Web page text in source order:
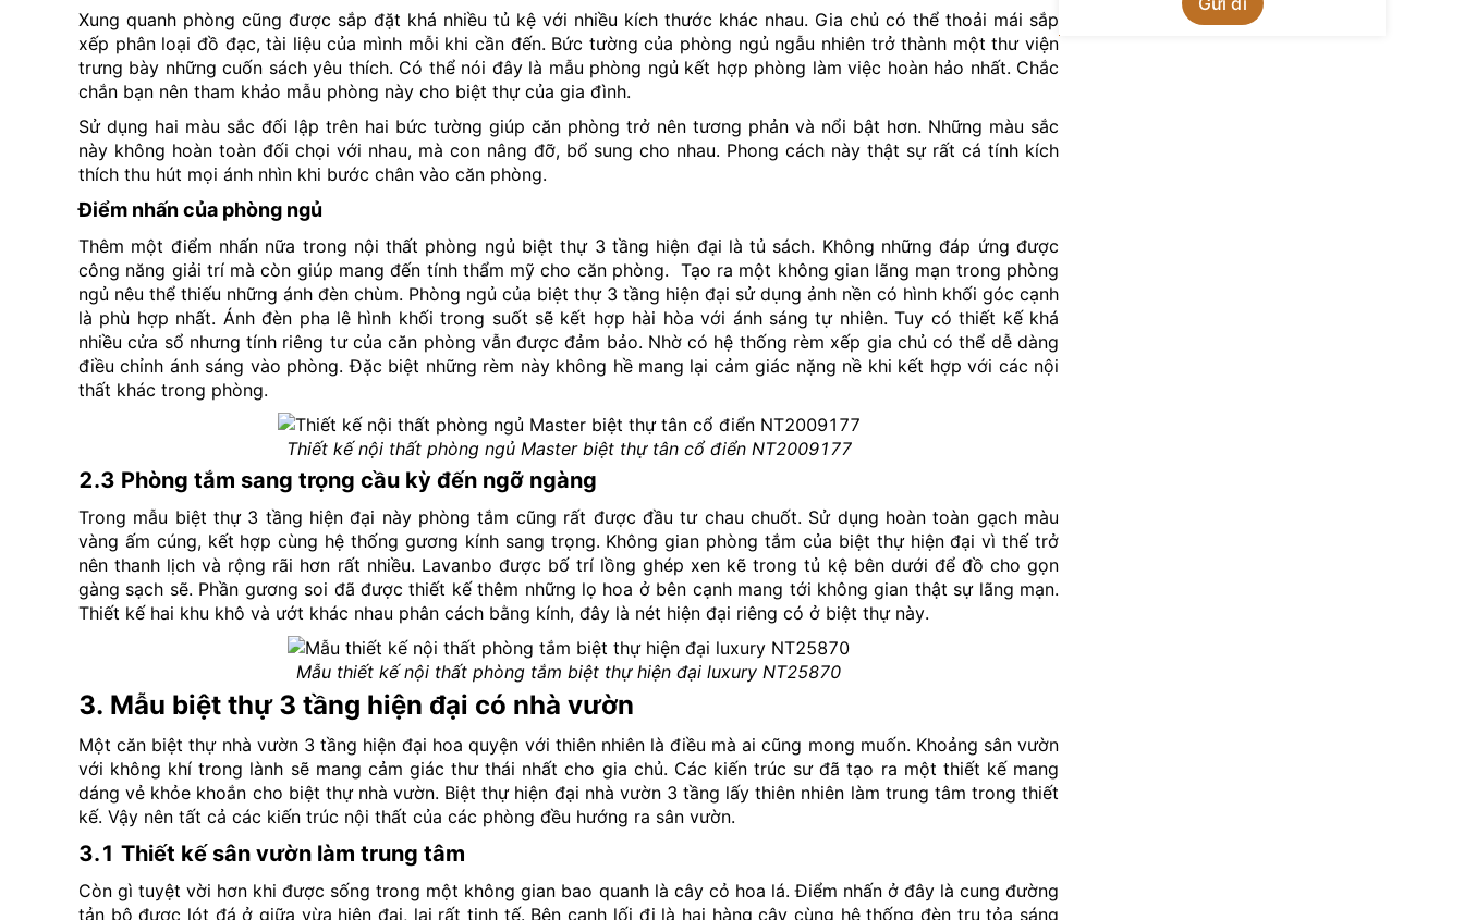
Xung quanh phòng cũng được sắp đặt khá nhiều tủ kệ với nhiều kích thước khác nhau. Gia chủ có thể thoải mái sắp
xếp phân loại đồ đạc, tài liệu của mình mỗi khi cần đến. Bức tường của phòng ngủ ngẫu nhiên trở thành một thư viện
trưng bày những cuốn sách yêu thích. Có thể nói đây là mẫu phòng ngủ kết hợp phòng làm việc hoàn hảo nhất. Chắc
chắn bạn nên tham khảo mẫu phòng này cho biệt thự của gia đình.
Sử dụng hai màu sắc đối lập trên hai bức tường giúp căn phòng trở nên tương phản và nổi bật hơn. Những màu sắc
này không hoàn toàn đối chọi với nhau, mà con nâng đỡ, bổ sung cho nhau. Phong cách này thật sự rất cá tính kích
thích thu hút mọi ánh nhìn khi bước chân vào căn phòng.
Điểm nhấn của phòng ngủ
Thêm một điểm nhấn nữa trong nội thất phòng ngủ biệt thự 3 tầng hiện đại là tủ sách. Không những đáp ứng được
công năng giải trí mà còn giúp mang đến tính thẩm mỹ cho căn phòng. Tạo ra một không gian lãng mạn trong phòng
ngủ nêu thể thiếu những ánh đèn chùm. Phòng ngủ của biệt thự 3 tầng hiện đại sử dụng ảnh nền có hình khối góc cạnh
là phù hợp nhất. Ánh đèn pha lê hình khối trong suốt sẽ kết hợp hài hòa với ánh sáng tự nhiên. Tuy có thiết kế khá
nhiều cửa sổ nhưng tính riêng tư của căn phòng vẫn được đảm bảo. Nhờ có hệ thống rèm xếp gia chủ có thể dễ dàng
điều chỉnh ánh sáng vào phòng. Đặc biệt những rèm này không hề mang lại cảm giác nặng nề khi kết hợp với các nội
thất khác trong phòng.
Thiết kế nội thất phòng ngủ Master biệt thự tân cổ điển NT2009177
2.3 Phòng tắm sang trọng cầu kỳ đến ngỡ ngàng
Trong mẫu biệt thự 3 tầng hiện đại này phòng tắm cũng rất được đầu tư chau chuốt. Sử dụng hoàn toàn gạch màu
vàng ấm cúng, kết hợp cùng hệ thống gương kính sang trọng. Không gian phòng tắm của biệt thự hiện đại vì thế trở
nên thanh lịch và rộng rãi hơn rất nhiều. Lavanbo được bố trí lồng ghép xen kẽ trong tủ kệ bên dưới để đồ cho gọn
gàng sạch sẽ. Phần gương soi đã được thiết kế thêm những lọ hoa ở bên cạnh mang tới không gian thật sự lãng mạn.
Thiết kế hai khu khô và ướt khác nhau phân cách bằng kính, đây là nét hiện đại riêng có ở biệt thự này.
Mẫu thiết kế nội thất phòng tắm biệt thự hiện đại luxury NT25870
3. Mẫu biệt thự 3 tầng hiện đại có nhà vườn
Một căn biệt thự nhà vườn 3 tầng hiện đại hoa quyện với thiên nhiên là điều mà ai cũng mong muốn. Khoảng sân vườn
với không khí trong lành sẽ mang cảm giác thư thái nhất cho gia chủ. Các kiến trúc sư đã tạo ra một thiết kế mang
dáng vẻ khỏe khoắn cho biệt thự nhà vườn. Biệt thự hiện đại nhà vườn 3 tầng lấy thiên nhiên làm trung tâm trong thiết
kế. Vậy nên tất cả các kiến trúc nội thất của các phòng đều hướng ra sân vườn.
3.1 Thiết kế sân vườn làm trung tâm
Còn gì tuyệt vời hơn khi được sống trong một không gian bao quanh là cây cỏ hoa lá. Điểm nhấn ở đây là cung đường
tản bộ được lót đá ở giữa vừa hiện đại, lại rất tinh tế. Bên cạnh lối đi là hai hàng cây cùng hệ thống đèn trụ tỏa sáng